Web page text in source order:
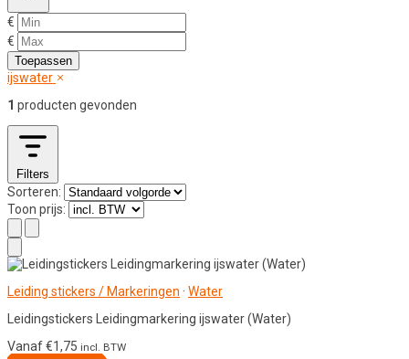
€
€
Toepassen
ijswater
1 producten gevonden
Filters
Sorteren:
Toon prijs:
Leiding stickers / Markeringen · Water
Leidingstickers Leidingmarkering ijswater (Water)
Vanaf€1,75 incl. BTW